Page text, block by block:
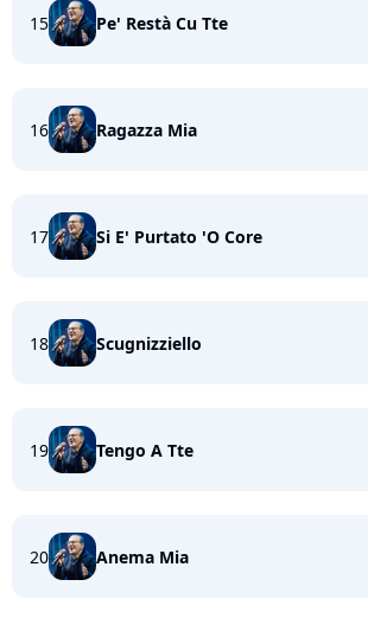
15 Pe' Restà Cu Tte
16 Ragazza Mia
17 Si E' Purtato 'O Core
18 Scugnizziello
19 Tengo A Tte
20 Anema Mia